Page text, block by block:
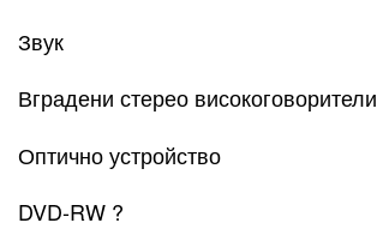
Звук
Вградени стерео високоговорители
Оптично устройство
DVD-RW ?